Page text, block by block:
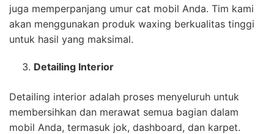
juga memperpanjang umur cat mobil Anda. Tim kami
akan menggunakan produk waxing berkualitas tinggi
untuk hasil yang maksimal.
Detailing Interior
Detailing interior adalah proses menyeluruh untuk
membersihkan dan merawat semua bagian dalam
mobil Anda, termasuk jok, dashboard, dan karpet.